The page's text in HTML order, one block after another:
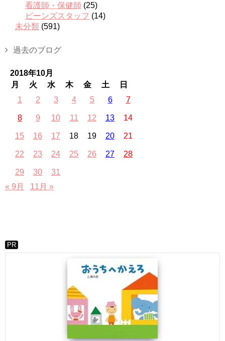
看護師・保健師 (25)
ビーンズスタッフ (14)
未分類 (591)
過去のブログ
2018年10月
月
火 水 木 金 土
日
1
2 3 4 5 6 7
8 9 10 11 12 13 14
15 16 17 18 19 20 21
22 23 24 25 26 27 28
29 30
31
« 9月
11月 »
PR